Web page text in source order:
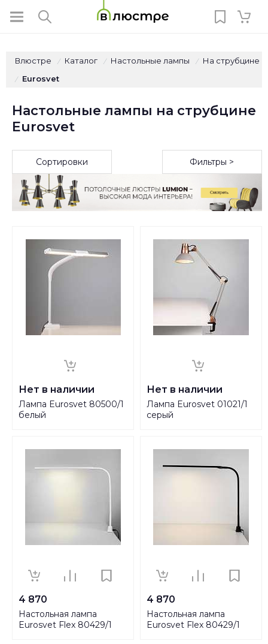
Влюстре / Каталог / Настольные лампы / На струбцине
/ Eurosvet
Настольные лампы на струбцине
Eurosvet
Сортировки Фильтры >
Нет в наличии
Лампа Eurosvet 80500/1
белый
Нет в наличии
Лампа Eurosvet 01021/1
серый
4 870
Настольная лампа
Eurosvet Flex 80429/1
4 870
Настольная лампа
Eurosvet Flex 80429/1